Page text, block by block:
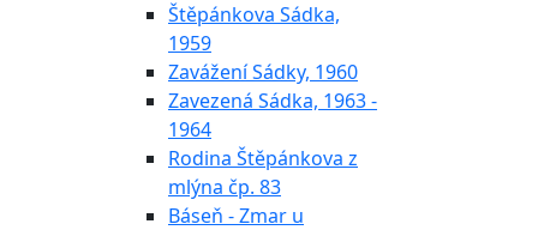
Štěpánkova Sádka,
1959
Zavážení Sádky, 1960
Zavezená Sádka, 1963 -
1964
Rodina Štěpánkova z
mlýna čp. 83
Báseň - Zmar u